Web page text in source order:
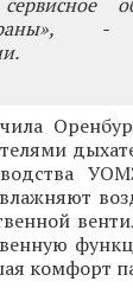
-
комфорт